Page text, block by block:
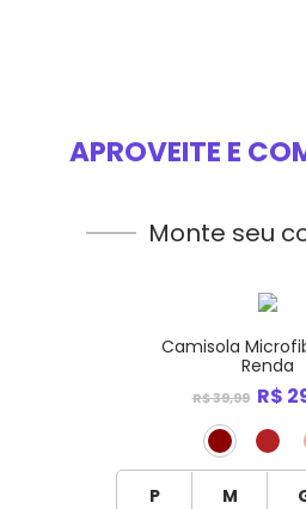
APROVEITE E
Monte seu
Camisola
Renda
R$ 39,99 R$
P M